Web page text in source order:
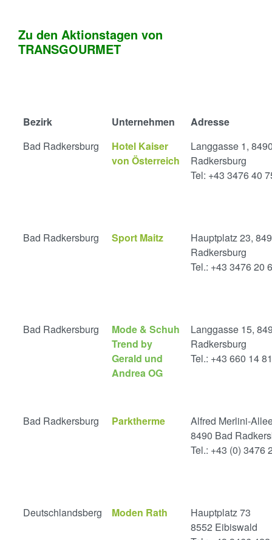
Zu den Aktionstagen von
TRANSGOURMET
Bezirk Unternehmen
Adresse
Bad Radkersburg
Hotel Kaiser
von Österreich
Langgasse 1,
Radkersburg
Tel: +43 3476 40
Bad Radkersburg Sport Maitz
Hauptplatz 23,
Radkersburg
Tel.: +43 3476 20
Bad Radkersburg
Mode & Schuh
Trend by
Gerald und
Andrea OG
Langgasse 15,
Radkersburg
Tel.: +43 660 14
Bad Radkersburg Parktherme
Alfred Merlini-
8490 Bad
Tel.: +43 (0) 3476
Deutschlandsberg Moden Rath
Hauptplatz 73
8552 Eibiswald